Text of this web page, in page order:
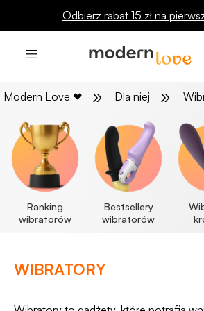
🔥 INSPIRACJE: sprawdź
Modern Love ❤ » Dla niej »
Ranking
wibratorów
Bestsellery
wibratorów
WIBRATORY